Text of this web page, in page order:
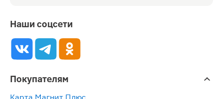
Наши соцсети
Покупателям
Карта Магнит Плюс